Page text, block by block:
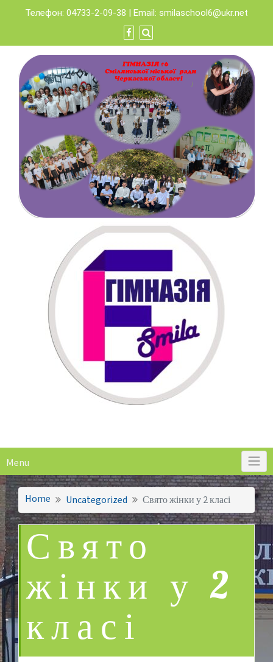
content
Телефон: 04733-2-09-38 | Email: smilaschool6@ukr.net
Menu
Home Uncategorized Свято жінки у 2 класі
Свято
жінки у 2
класі